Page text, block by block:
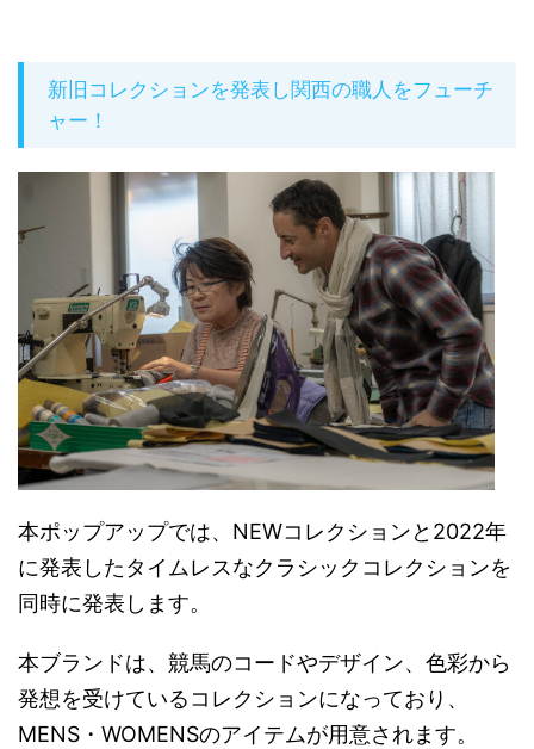
新旧コレクションを発表し関西の職人をフューチ
ャー！
本ポップアップでは、NEWコレクションと2022年
に発表したタイムレスなクラシックコレクションを
同時に発表します。
本ブランドは、競馬のコードやデザイン、色彩から
発想を受けているコレクションになっており、
MENS・WOMENSのアイテムが用意されます。